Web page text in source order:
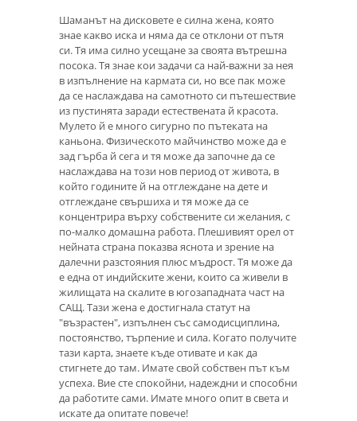
Шаманът на дисковете е силна жена, която
знае какво иска и няма да се отклони от пътя
си. Тя има силно усещане за своята вътрешна
посока. Тя знае кои задачи са най-важни за нея
в изпълнение на кармата си, но все пак може
да се наслаждава на самотното си пътешествие
из пустинята заради естествената й красота.
Мулето й е много сигурно по пътеката на
каньона. Физическото майчинство може да е
зад гърба й сега и тя може да започне да се
наслаждава на този нов период от живота, в
който годините й на отглеждане на дете и
отглеждане свършиха и тя може да се
концентрира върху собствените си желания, с
по-малко домашна работа. Плешивият орел от
нейната страна показва яснота и зрение на
далечни разстояния плюс мъдрост. Тя може да
е една от индийските жени, които са живели в
жилищата на скалите в югозападната част на
САЩ. Тази жена е достигнала статут на
"възрастен", изпълнен със самодисциплина,
постоянство, търпение и сила. Когато получите
тази карта, знаете къде отивате и как да
стигнете до там. Имате свой собствен път към
успеха. Вие сте спокойни, надеждни и способни
да работите сами. Имате много опит в света и
искате да опитате повече!